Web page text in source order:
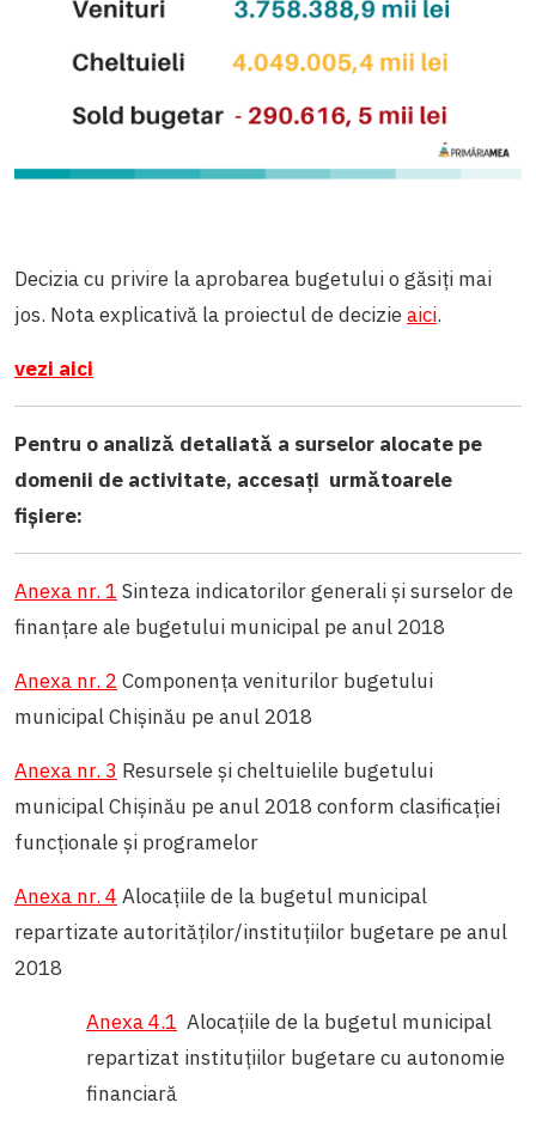
Decizia cu privire la aprobarea bugetului o găsiți mai
jos. Nota explicativă la proiectul de decizieaici.
vezi aici
Pentru o analiză detaliată a surselor alocate pe
domenii de activitate, accesați următoarele
fișiere:
Anexa nr. 1 Sinteza indicatorilor generali și surselor de
finanțare ale bugetului municipal pe anul 2018
Anexa nr. 2 Componența veniturilor bugetului
municipal Chișinău pe anul 2018
Anexa nr. 3 Resursele și cheltuielile bugetului
municipal Chișinău pe anul 2018 conform clasificației
funcționale și programelor
Anexa nr. 4 Alocațiile de la bugetul municipal
repartizate autorităților/instituțiilor bugetare pe anul
2018
Anexa 4.1 Alocațiile de la bugetul municipal
repartizat instituțiilor bugetare cu autonomie
financiară